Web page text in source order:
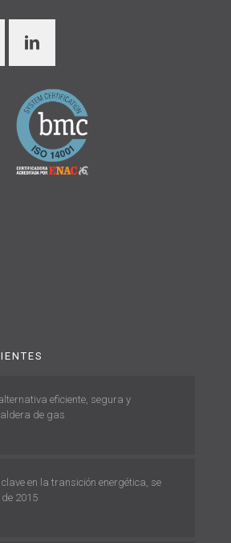
eficiente, segura y
de gas
en la transición energética, se
2015